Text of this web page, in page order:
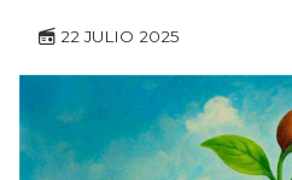
22 JULIO 2025